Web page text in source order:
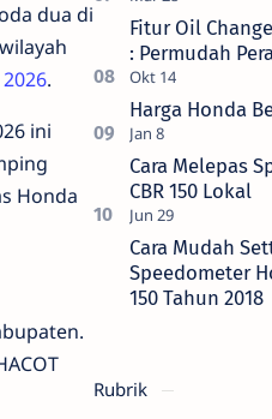
dua di
.
ini
Honda
Fitur Oil
: Permudah
Harga Honda
Cara Melepas
CBR 150 Lokal
Cara Mudah
Speedometer
150 Tahun 2018
Rubrik